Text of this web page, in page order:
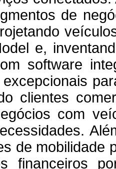
de
e,
software
excepcionais
clientes
com
de mobilidade
financeiros